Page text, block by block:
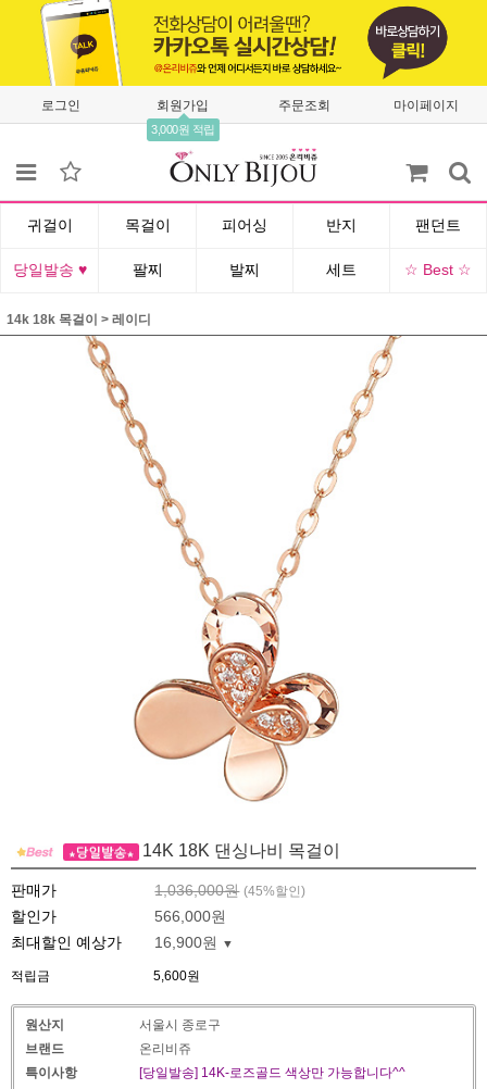
로그인 회원가입
3,000원 적립
주문조회 마이페이지
귀걸이 목걸이 피어싱 반지 팬던트
당일발송 ♥ 팔찌 발찌 세트 ☆ Best ☆
14k 18k 목걸이 > 레이디
14K 18K 댄싱나비 목걸이
판매가 1,036,000원 (45%할인)
할인가
566,000원
최대할인 예상가
16,900원
적립금 5,600원
원산지
서울시 종로구
브랜드
온리비쥬
특이사항
[당일발송] 14K-로즈골드 색상만 가능합니다^^